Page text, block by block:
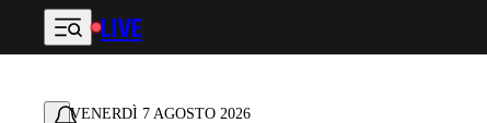
Vai al contenuto principale
LIVE
VENERDÌ 7 AGOSTO 2026